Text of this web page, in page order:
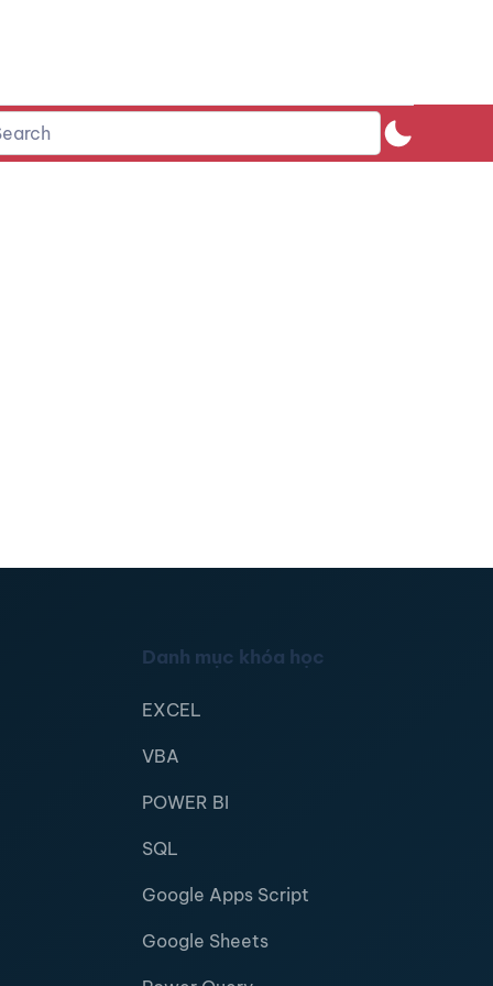
Danh mục khóa học
EXCEL
VBA
POWER BI
SQL
Google Apps Script
Google Sheets